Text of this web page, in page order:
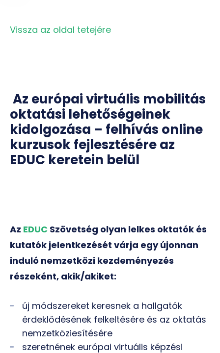
Vissza az oldal tetejére
Az európai virtuális mobilitás
oktatási lehetőségeinek
kidolgozása – felhívás online
kurzusok fejlesztésére az
EDUC keretein belül
Az EDUC Szövetség olyan lelkes oktatók és
kutatók jelentkezését várja egy újonnan
induló nemzetközi kezdeményezés
részeként, akik/akiket:
új módszereket keresnek a hallgatók
érdeklődésének felkeltésére és az oktatás
nemzetköziesítésére
szeretnének európai virtuális képzési